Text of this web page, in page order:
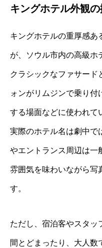
キングホテル外観
キングホテルの重厚感あ
が、ソウル市内の高級ホ
クラシックなファサード
ォンがリムジンで乗り付
する場面などに使われて
実際のホテル名は劇中で
やエントランス周辺は一
雰囲気を味わいながら写
す。
ただし、宿泊客やスタッ
間とどまったり、大人数